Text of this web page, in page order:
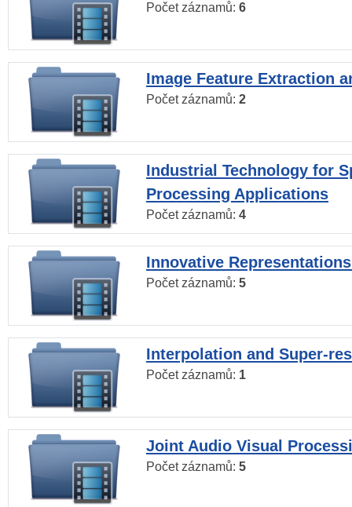
Počet záznamů: 6
Image Feature Extraction
Počet záznamů: 2
Industrial Technology for
Processing Applications
Počet záznamů: 4
Innovative
Počet záznamů: 5
Interpolation and Super-
Počet záznamů: 1
Joint Audio Visual
Počet záznamů: 5